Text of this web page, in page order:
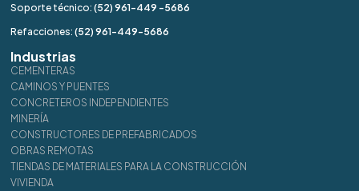
Soporte técnico:(52) 961-449 -5686
Refacciones:(52) 961-449-5686
Industrias
CEMENTERAS
CAMINOS Y PUENTES
CONCRETEROS INDEPENDIENTES
MINERÍA
CONSTRUCTORES DE PREFABRICADOS
OBRAS REMOTAS
TIENDAS DE MATERIALES PARA LA CONSTRUCCIÓN
VIVIENDA